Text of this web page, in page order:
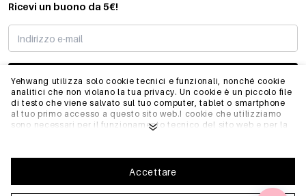
Yehwang utilizza solo cookie tecnici e funzionali, nonché cookie
analitici che non violano la tua privacy. Un cookie è un piccolo file
di testo che viene salvato sul tuo computer, tablet o smartphone
al tuo primo accesso a questo sito web.I cookie che utilizziamo
sono necessari per il funzionamento tecnico del sito web e per la
permettono anche di ottimizzare il nostro sito web.Per garantire
una buona esperienza di navigazione e acquisto su Yehwang, ti
Puoi disiscriverti dai cookie regolando le impostazioni del tuo
Accettare
Ricevi un buono da 5€!
MI STO REGISTRANDO
INFO